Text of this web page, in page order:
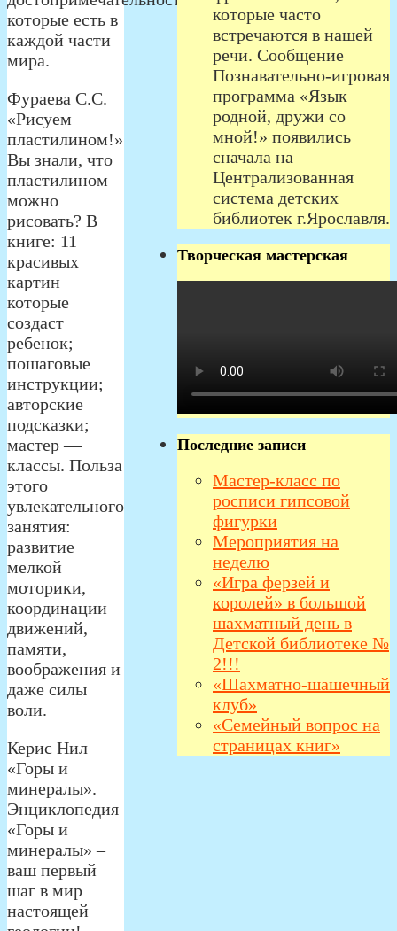
которые есть в
каждой части
мира.
Фураева С.С.
«Рисуем
пластилином!»
Вы знали, что
пластилином
можно
рисовать? В
книге: 11
красивых
картин
которые
создаст
ребенок;
пошаговые
инструкции;
авторские
подсказки;
мастер —
классы. Польза
этого
увлекательного
занятия:
развитие
мелкой
моторики,
координации
движений,
памяти,
воображения и
даже силы
воли.
Керис Нил
«Горы и
минералы».
Энциклопедия
«Горы и
минералы» –
ваш первый
шаг в мир
настоящей
которые часто
встречаются в нашей
речи. Сообщение
Познавательно-игровая
программа «Язык
родной, дружи со
мной!» появились
сначала на
Централизованная
система детских
библиотек г.Ярославля.
Творческая мастерская
Последние записи
Мастер-класс по
росписи гипсовой
фигурки
Мероприятия на
неделю
«Игра ферзей и
королей» в большой
шахматный день в
Детской библиотеке №
2!!!
«Шахматно-шашечный
клуб»
«Семейный вопрос на
страницах книг»